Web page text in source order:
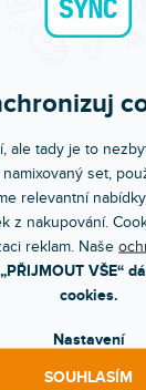
ale tady je to
set,
relevantní
z nakupování.
reklam. Naše
VŠE“
cookies.
Nastavení
SOUHLASÍM
x 2,3
DOPRAVA
Více jak
Modrý
Chroma
klip